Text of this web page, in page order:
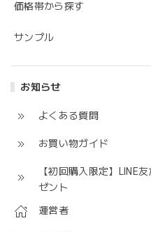
価格帯から探す
サンプル
お知らせ
よくある質問
お買い物ガイド
【初回購入限定】LINE
ゼント
運営者